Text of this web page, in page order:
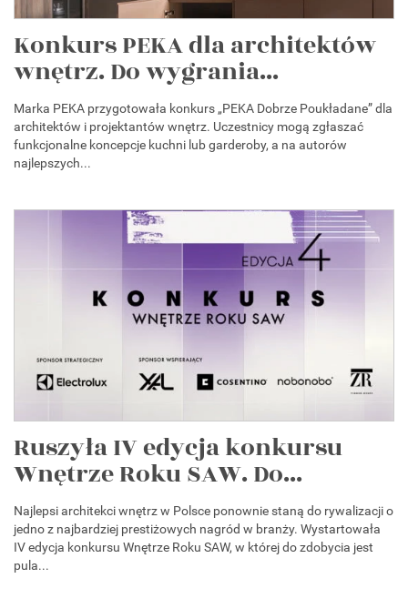
Konkurs PEKA dla architektów
wnętrz. Do wygrania...
Marka PEKA przygotowała konkurs „PEKA Dobrze Poukładane” dla
architektów i projektantów wnętrz. Uczestnicy mogą zgłaszać
funkcjonalne koncepcje kuchni lub garderoby, a na autorów
najlepszych...
Ruszyła IV edycja konkursu
Wnętrze Roku SAW. Do...
Najlepsi architekci wnętrz w Polsce ponownie staną do rywalizacji o
jedno z najbardziej prestiżowych nagród w branży. Wystartowała
IV edycja konkursu Wnętrze Roku SAW, w której do zdobycia jest
pula...